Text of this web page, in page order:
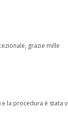
grazie mille
procedura è